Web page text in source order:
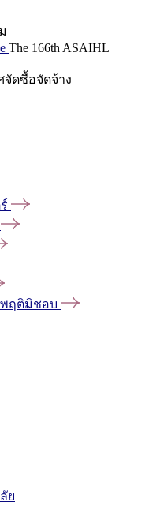
The 166th ASAIHL
จัดซื้อจัดจ้าง
พฤติมิชอบ
ย